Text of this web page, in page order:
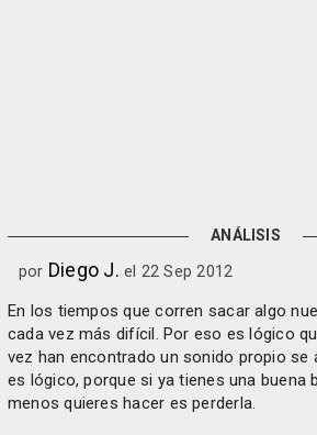
ANÁLISIS
por Diego J. el 22 Sep 2012
En los tiempos que corren sacar algo
cada vez más difícil. Por eso es lógico
vez han encontrado un sonido propio se
es lógico, porque si ya tienes una buena
menos quieres hacer es perderla.